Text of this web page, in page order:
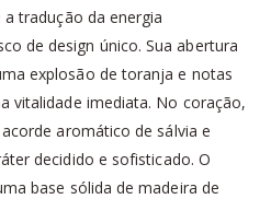
tradução da energia
de design único. Sua abertura
explosão de toranja e notas
vitalidade imediata. No coração,
aromático de sálvia e
decidido e sofisticado. O
base sólida de madeira de